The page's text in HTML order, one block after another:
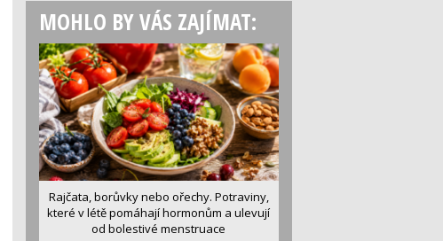
MOHLO BY VÁS ZAJÍMAT:
Rajčata, borůvky nebo ořechy. Potraviny,
které v létě pomáhají hormonům a ulevují
od bolestivé menstruace